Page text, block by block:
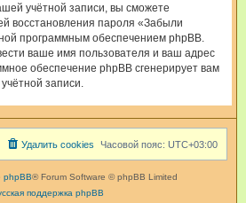
учётной записи, вы сможете
восстановления пароля «Забыли
программным обеспечением phpBB.
ваше имя пользователя и ваш адрес
обеспечение phpBB сгенерирует вам
записи.
Часовой пояс: UTC+03:00
Удалить cookies
phpBB® Forum Software © phpBB Limited
поддержка phpBB